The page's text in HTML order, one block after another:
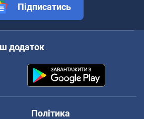
Підписатись
додаток
Політика